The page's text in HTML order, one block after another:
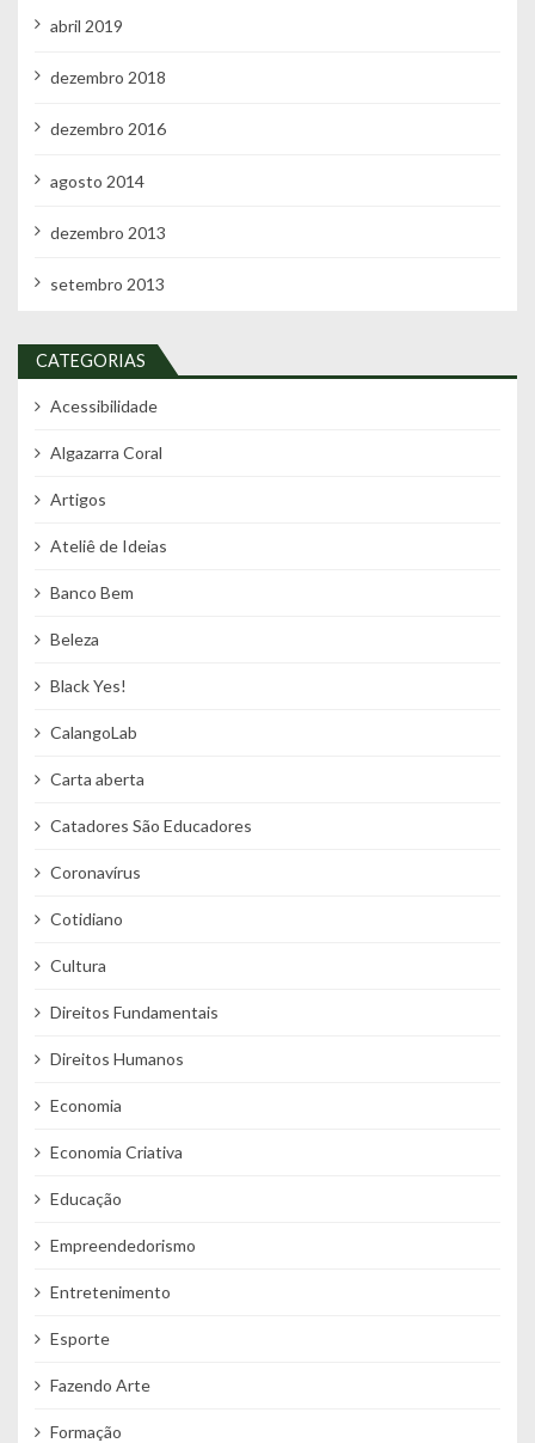
abril 2019
dezembro 2018
dezembro 2016
agosto 2014
dezembro 2013
setembro 2013
CATEGORIAS
Acessibilidade
Algazarra Coral
Artigos
Ateliê de Ideias
Banco Bem
Beleza
Black Yes!
CalangoLab
Carta aberta
Catadores São Educadores
Coronavírus
Cotidiano
Cultura
Direitos Fundamentais
Direitos Humanos
Economia
Economia Criativa
Educação
Empreendedorismo
Entretenimento
Esporte
Fazendo Arte
Formação